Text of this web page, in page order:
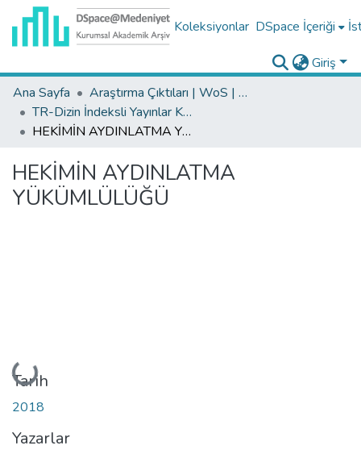
Koleksiyonlar DSpace İçeriği
Giriş
Ana Sayfa
Araştırma Çıktıları | WoS | Scopus | TR-Dizin | PubMed
TR-Dizin İndeksli Yayınlar Koleksiyonu
HEKİMİN AYDINLATMA YÜKÜMLÜLÜĞÜ
HEKİMİN AYDINLATMA
YÜKÜMLÜLÜĞÜ
Yükleniyor...
Tarih
2018
Yazarlar